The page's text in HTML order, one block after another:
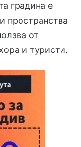
градина е
пространства
от
и туристи.